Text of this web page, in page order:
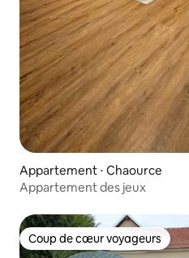
Appartement ⋅ Chaource
Appartement des jeux
Coup de cœur voyageurs
Coup de cœur voyageurs